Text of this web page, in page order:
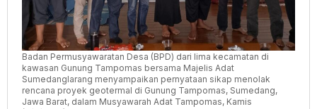
Badan Permusyawaratan Desa (BPD) dari lima kecamatan di
kawasan Gunung Tampomas bersama Majelis Adat
Sumedanglarang menyampaikan pernyataan sikap menolak
rencana proyek geotermal di Gunung Tampomas, Sumedang,
Jawa Barat, dalam Musyawarah Adat Tampomas, Kamis